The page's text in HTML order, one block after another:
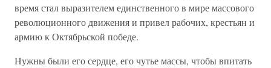
время стал выразителем единственного в мире массового
революционного движения и привел рабочих, крестьян и
армию к Октябрьской победе.
Нужны были его сердце, его чутье массы, чтобы впитать